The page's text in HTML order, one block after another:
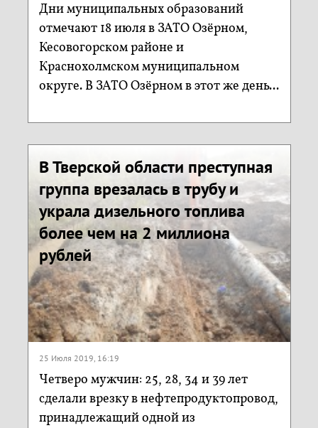
Дни муниципальных образований
отмечают 18 июля в ЗАТО Озёрном,
Кесовогорском районе и
Краснохолмском муниципальном
округе. В ЗАТО Озёрном в этот же день...
В Тверской области преступная
группа врезалась в трубу и
украла дизельного топлива
более чем на 2 миллиона
рублей
25 Июля 2019, 16:19
Четверо мужчин: 25, 28, 34 и 39 лет
сделали врезку в нефтепродуктопровод,
принадлежащий одной из